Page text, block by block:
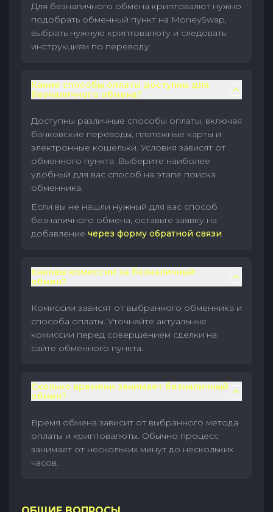
Для безналичного обмена криптовалют нужно
подобрать обменный пункт на MoneySwap,
выбрать нужную криптовалюту и следовать
инструкциям по переводу.
Какие способы оплаты доступны для
безналичного обмена?
Доступны различные способы оплаты, включая
банковские переводы, платежные карты и
электронные кошельки. Условия зависят от
обменного пункта. Выберите наиболее
удобный для вас способ на этапе поиска
обменника.
Если вы не нашли нужный для вас способ
безналичного обмена, оставьте заявку на
добавление через форму обратной связи.
Каковы комиссии за безналичный
обмен?
Комиссии зависят от выбранного обменника и
способа оплаты. Уточняйте актуальные
комиссии перед совершением сделки на
сайте обменного пункта.
Сколько времени занимает безналичный
обмен?
Время обмена зависит от выбранного метода
оплаты и криптовалюты. Обычно процесс
занимает от нескольких минут до нескольких
часов.